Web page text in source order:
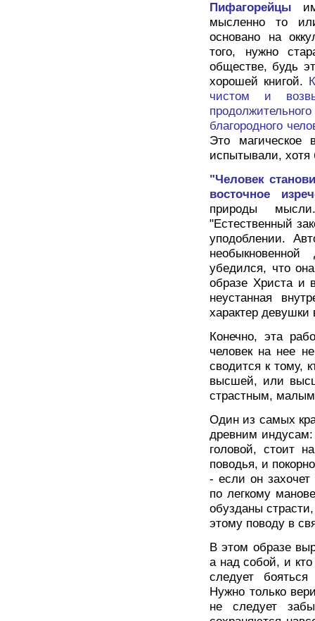
Пифагорейцы
мысленно то
основано на
того, нужно
обществе, будь
хорошей книгой.
чистом и
благородного
Это
испытывали, хотя
"Человек
восточное
природы
"Естественный
уподоблении.
убедился, что
образе Христа и
неустанная
характер девушки
Конечно, эта
человек на нее
сводится к тому,
высшей, или
страстным,
Один из самых
древним индусам:
головой, стоит
поводья, и
- если он захочет
по легкому
обузданы
этому поводу в
В этом образе
а над собой, и
следует
Нужно только
не следует